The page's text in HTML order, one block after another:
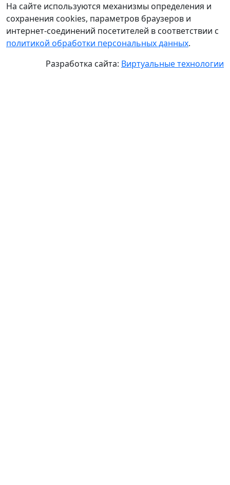
На сайте используются механизмы определения и
сохранения cookies, параметров браузеров и
интернет-соединений посетителей в соответствии с
политикой обработки персональных данных.
Разработка сайта: Виртуальные технологии